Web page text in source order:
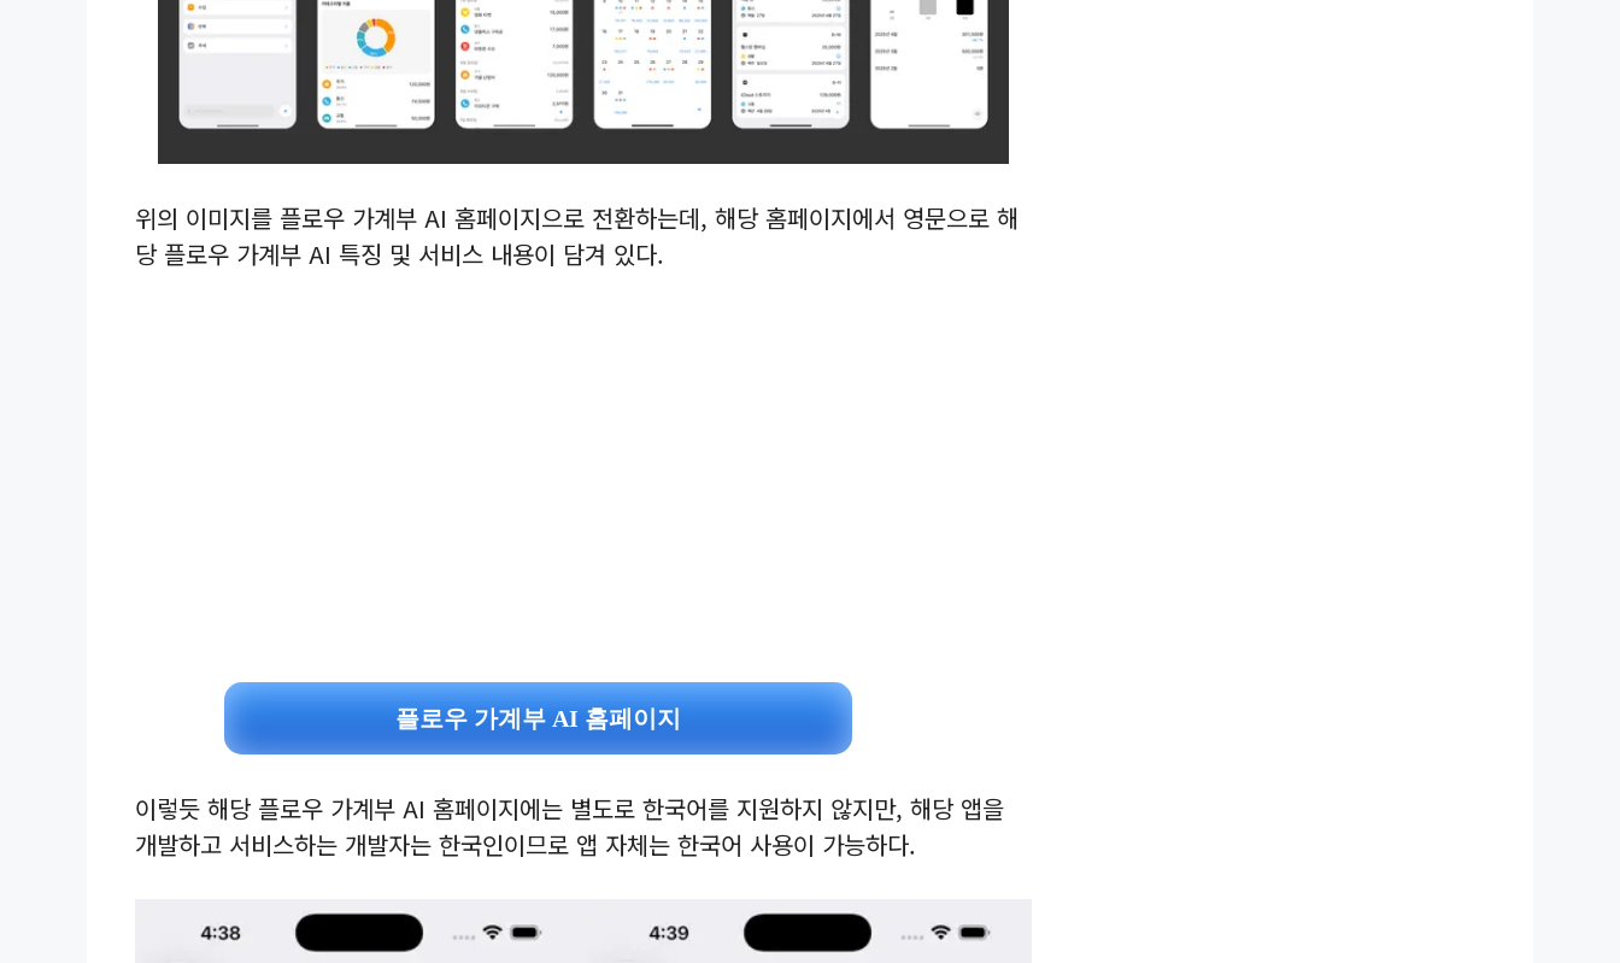
위의 이미지를 플로우 가계부 AI 홈페이지으로 전환하는데, 해당 홈페이지에서 영문으로 해
당 플로우 가계부 AI 특징 및 서비스 내용이 담겨 있다.
플로우 가계부 AI 홈페이지
이렇듯 해당 플로우 가계부 AI 홈페이지에는 별도로 한국어를 지원하지 않지만, 해당 앱을
개발하고 서비스하는 개발자는 한국인이므로 앱 자체는 한국어 사용이 가능하다.